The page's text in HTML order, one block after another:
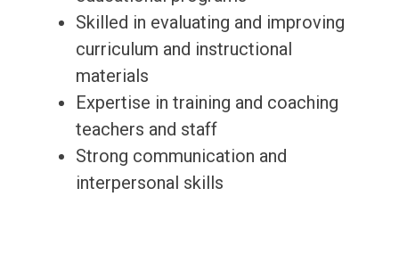
Skilled in evaluating and improving
curriculum and instructional
materials
Expertise in training and coaching
teachers and staff
Strong communication and
interpersonal skills